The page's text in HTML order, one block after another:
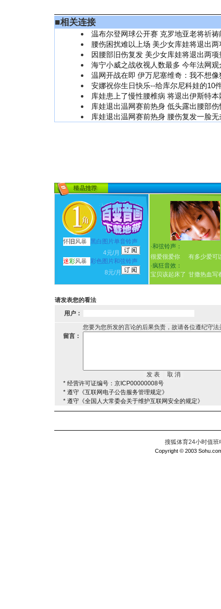
■相关连接
温布尔登网球公开赛 克罗地亚老将祈
腰伤困扰难以上场 美少女库娃将退出
因腰部旧伤复发 美少女库娃将退出两
海宁小威之战收视人数最多 今年法网
温网开战在即 伊万尼塞维奇：我不想
安娜祝你生日快乐--给库尔尼科娃的10
库娃患上了慢性腰椎病 将退出伊斯特
库娃退出温网赛前热身 低头露出腰部
库娃退出温网赛前热身 腰伤复发一脸
怀 旧 风暴
黑白图片单音铃声
4元/月
迷彩风暴 彩色图片和弦铃声
8元/月
·和弦铃声：
很爱很爱你
有多少爱可
·疯狂音效：
宝贝该起床了 甘撒热血写
请发表您的看法
用户：
您要为您所发的言论的后果负责，故请各位遵纪守
留言：
* 经营许可证编号：京ICP00000008号
* 遵守《互联网电子公告服务管理规定》
* 遵守《全国人大常委会关于维护互联网安全的规定》
搜狐体育24小时值
Copyright © 2003